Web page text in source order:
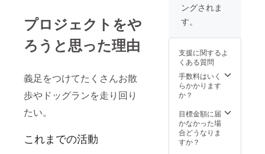
プロジェクトをや
ろうと思った理由
義足をつけてたくさんお散
歩やドッグランを走り回り
たい。
これまでの活動
ングされま
す。
支援に関するよ
くある質問
手数料はいく
らかかります
か？
目標金額に届
かなかった場
合どうなりま
すか？